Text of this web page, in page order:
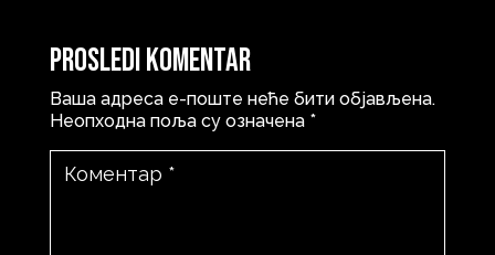
Prosledi komentar
Ваша адреса е-поште неће бити објављена.
Неопходна поља су означена *